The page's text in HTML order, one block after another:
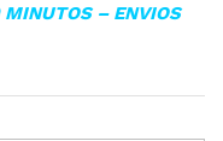
MINUTOS – ENVIOS